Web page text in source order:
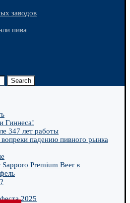
заводов
пива
Search
Гиннеса!
347 лет работы
падению пивного рынка
Premium Beer в
2025